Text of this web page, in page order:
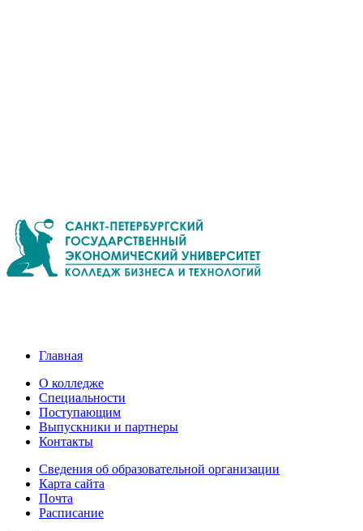
Главная
О колледже
Специальности
Поступающим
Выпускники и партнеры
Контакты
Сведения об образовательной организации
Карта сайта
Почта
Расписание